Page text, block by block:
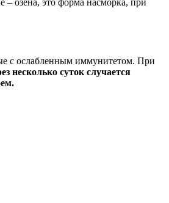
– озена, это форма насморка, при
с ослабленным иммунитетом. При
несколько суток случается